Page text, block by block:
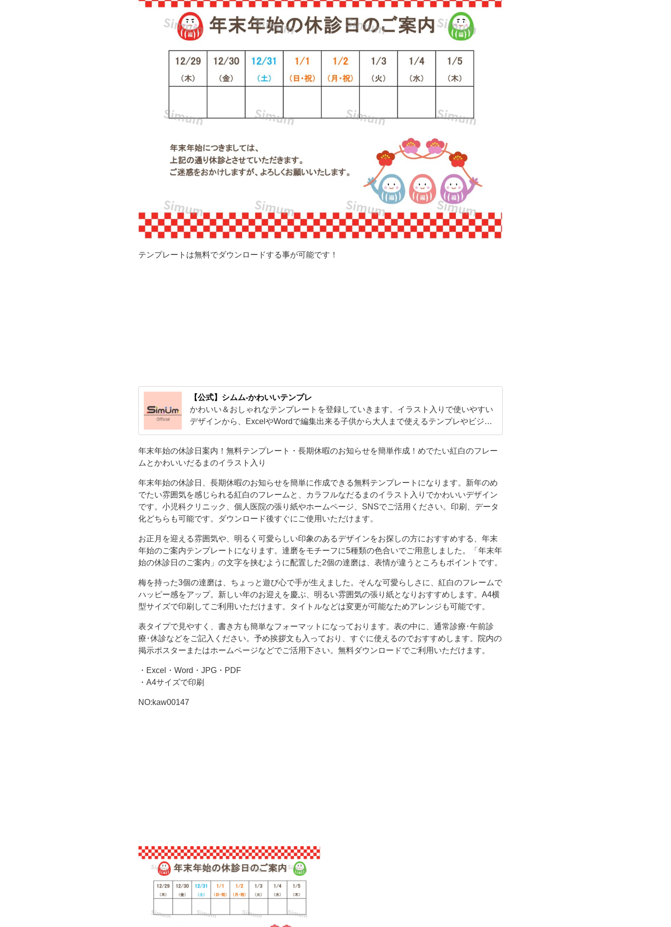
日
内！
ー
ト・
お
知
ら
せ
を
簡
単
作
成！
め
で
た
い
紅
ム
と
か
わ
テンプレートは無料でダウンロードする事が可能です！
【公式】シムム-かわいいテンプレ
かわいい＆おしゃれなテンプレートを登録していきます。イラスト入りで使いやすい
デザインから、ExcelやWordで編集出来る子供から大人まで使えるテンプレやビジネ
スで使えるかわいいテンプレートをご用意！
年末年始の休診日案内！無料テンプレート・長期休暇のお知らせを簡単作成！めでたい紅白のフレー
ムとかわいいだるまのイラスト入り
年末年始の休診日、長期休暇のお知らせを簡単に作成できる無料テンプレートになります。新年のめ
でたい雰囲気を感じられる紅白のフレームと、カラフルなだるまのイラスト入りでかわいいデザイン
です。小児科クリニック、個人医院の張り紙やホームページ、SNSでご活用ください。印刷、データ
化どちらも可能です。ダウンロード後すぐにご使用いただけます。
お正月を迎える雰囲気や、明るく可愛らしい印象のあるデザインをお探しの方におすすめする、年末
年始のご案内テンプレートになります。達磨をモチーフに5種類の色合いでご用意しました。「年末年
始の休診日のご案内」の文字を挟むように配置した2個の達磨は、表情が違うところもポイントです。
梅を持った3個の達磨は、ちょっと遊び心で手が生えました。そんな可愛らしさに、紅白のフレームで
ハッピー感をアップ。新しい年のお迎えを慶ぶ、明るい雰囲気の張り紙となりおすすめします。A4横
型サイズで印刷してご利用いただけます。タイトルなどは変更が可能なためアレンジも可能です。
表タイプで見やすく、書き方も簡単なフォーマットになっております。表の中に、通常診療･午前診
療･休診などをご記入ください。予め挨拶文も入っており、すぐに使えるのでおすすめします。院内の
掲示ポスターまたはホームページなどでご活用下さい。無料ダウンロードでご利用いただけます。
・Excel・Word・JPG・PDF
・A4サイズで印刷
NO:kaw00147